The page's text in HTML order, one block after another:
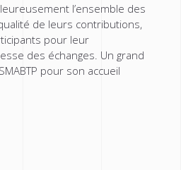
l’ensemble des
de leurs contributions,
pour leur
des échanges. Un grand
pour son accueil